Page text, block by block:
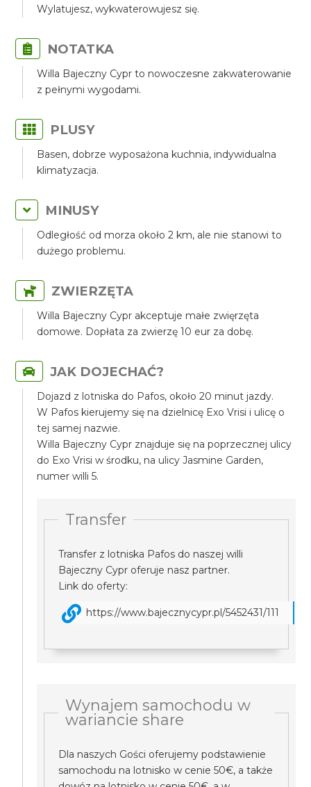
Wylatujesz, wykwaterowujesz się.
NOTATKA
Willa Bajeczny Cypr to nowoczesne zakwaterowanie
z pełnymi wygodami.
PLUSY
Basen, dobrze wyposażona kuchnia, indywidualna
klimatyzacja.
MINUSY
Odległość od morza około 2 km, ale nie stanowi to
dużego problemu.
ZWIERZĘTA
Willa Bajeczny Cypr akceptuje małe zwięrzęta
domowe. Dopłata za zwierzę 10 eur za dobę.
JAK DOJECHAĆ?
Dojazd z lotniska do Pafos, około 20 minut jazdy.
W Pafos kierujemy się na dzielnicę Exo Vrisi i ulicę o
tej samej nazwie.
Willa Bajeczny Cypr znajduje się na poprzecznej ulicy
do Exo Vrisi w środku, na ulicy Jasmine Garden,
numer willi 5.
Transfer
Transfer z lotniska Pafos do naszej willi
Bajeczny Cypr oferuje nasz partner.
Link do oferty:
https://www.bajecznycypr.pl/5452431/111
Wynajem samochodu w
wariancie share
Dla naszych Gości oferujemy podstawienie
samochodu na lotnisko w cenie 50€, a także